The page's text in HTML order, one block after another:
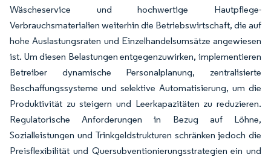
Wäscheservice und hochwertige Hautpflege-
Verbrauchsmaterialien weiterhin die Betriebswirtschaft, die auf
hohe Auslastungsraten und Einzelhandelsumsätze angewiesen
ist. Um diesen Belastungen entgegenzuwirken, implementieren
Betreiber dynamische Personalplanung, zentralisierte
Beschaffungssysteme und selektive Automatisierung, um die
Produktivität zu steigern und Leerkapazitäten zu reduzieren.
Regulatorische Anforderungen in Bezug auf Löhne,
Sozialleistungen und Trinkgeldstrukturen schränken jedoch die
Preisflexibilität und Quersubventionierungsstrategien ein und